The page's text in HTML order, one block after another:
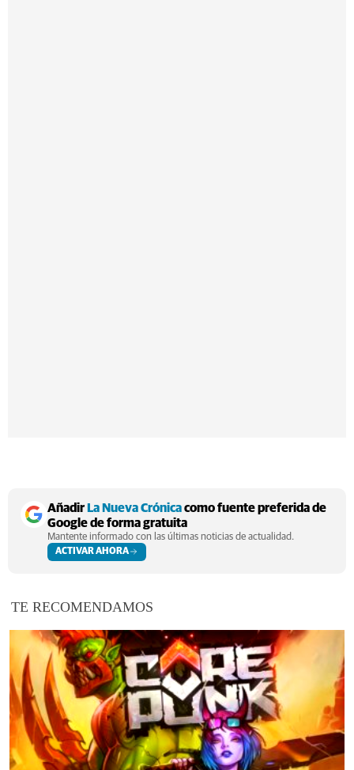
AñadirLa Nueva Crónicacomo fuente preferida de
Google de forma gratuita
Mantente informado con las últimas noticias de actualidad.
ACTIVAR AHORA
TE RECOMENDAMOS